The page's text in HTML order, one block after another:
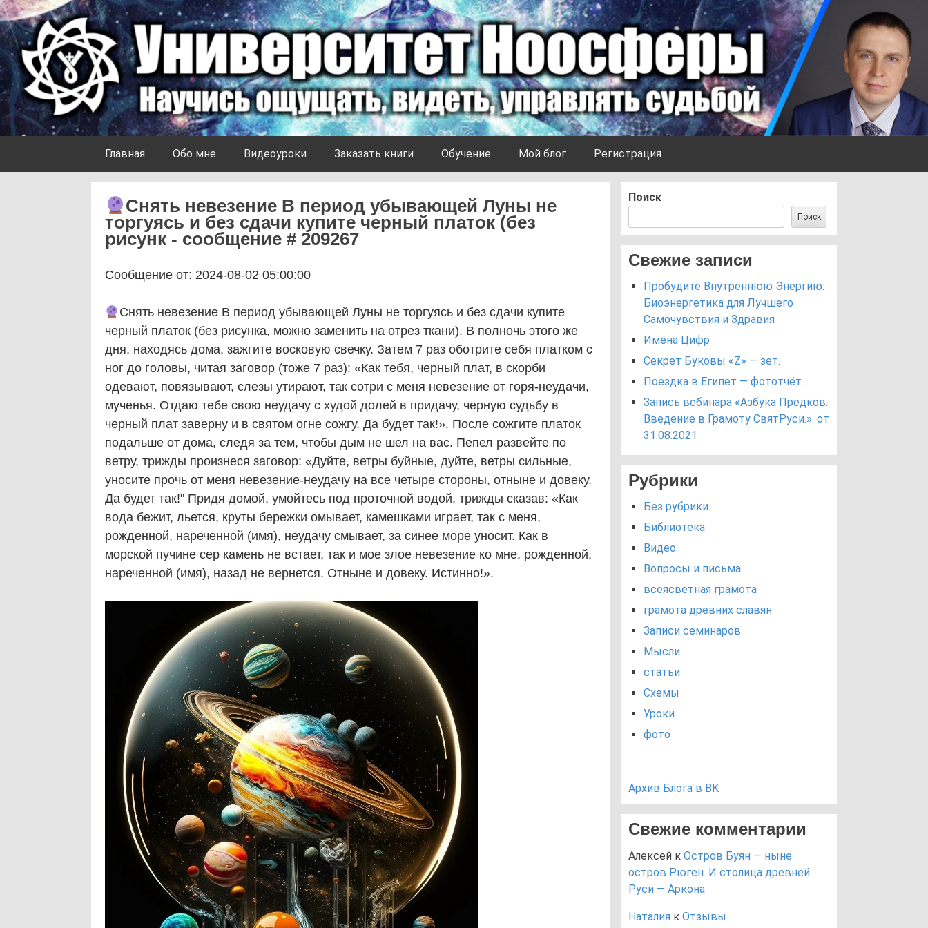
Университет Ноосферы
Главная Обо мне Видеоуроки Заказать книги Обучение Мой блог Регистрация
Снять невезение В период убывающей Луны не
торгуясь и без сдачи купите черный платок (без
рисунк - сообщение # 209267
Сообщение от: 2024-08-02 05:00:00
Снять невезение В период убывающей Луны не торгуясь и без сдачи купите
черный платок (без рисунка, можно заменить на отрез ткани). В полночь этого же
дня, находясь дома, зажгите восковую свечку. Затем 7 раз оботрите себя платком с
ног до головы, читая заговор (тоже 7 раз): «Как тебя, черный плат, в скорби
одевают, повязывают, слезы утирают, так сотри с меня невезение от горя-неудачи,
мученья. Отдаю тебе свою неудачу с худой долей в придачу, черную судьбу в
черный плат заверну и в святом огне сожгу. Да будет так!». После сожгите платок
подальше от дома, следя за тем, чтобы дым не шел на вас. Пепел развейте по
ветру, трижды произнеся заговор: «Дуйте, ветры буйные, дуйте, ветры сильные,
уносите прочь от меня невезение-неудачу на все четыре стороны, отныне и довеку.
Да будет так!" Придя домой, умойтесь под проточной водой, трижды сказав: «Как
вода бежит, льется, круты бережки омывает, камешками играет, так с меня,
рожденной, нареченной (имя), неудачу смывает, за синее море уносит. Как в
морской пучине сер камень не встает, так и мое злое невезение ко мне, рожденной,
нареченной (имя), назад не вернется. Отныне и довеку. Истинно!».
Поиск
Поиск
Свежие записи
Пробудите Внутреннюю Энергию:
Биоэнергетика для Лучшего
Самочувствия и Здравия
Имёна Цифр
Секрет Буковы «Z» — зет.
Поездка в Египет — фототчёт.
Запись вебинара «Азбука Предков.
Введение в Грамоту СвятРуси.». от
31.08.2021
Рубрики
Без рубрики
Библиотека
Видео
Вопросы и письма.
всеясветная грамота
грамота древних славян
Записи семинаров
Мысли
статьи
Схемы
Уроки
фото
Архив Блога в ВК
Свежие комментарии
Алексей к Остров Буян — ныне
остров Рюген. И столица древней
Руси — Аркона
Наталия к Отзывы